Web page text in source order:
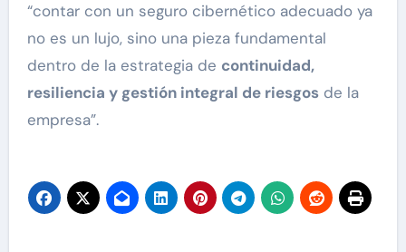
“contar con un seguro cibernético adecuado ya
no es un lujo, sino una pieza fundamental
dentro de la estrategia de continuidad,
resiliencia y gestión integral de riesgosde la
empresa”.